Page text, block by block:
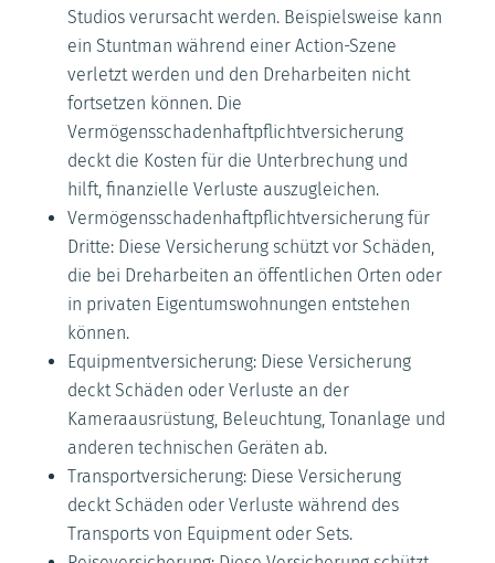
Studios verursacht werden. Beispielsweise kann
ein Stuntman während einer Action-Szene
verletzt werden und den Dreharbeiten nicht
fortsetzen können. Die
Vermögensschadenhaftpflichtversicherung
deckt die Kosten für die Unterbrechung und
hilft, finanzielle Verluste auszugleichen.
Vermögensschadenhaftpflichtversicherung für
Dritte: Diese Versicherung schützt vor Schäden,
die bei Dreharbeiten an öffentlichen Orten oder
in privaten Eigentumswohnungen entstehen
können.
Equipmentversicherung: Diese Versicherung
deckt Schäden oder Verluste an der
Kameraausrüstung, Beleuchtung, Tonanlage und
anderen technischen Geräten ab.
Transportversicherung: Diese Versicherung
deckt Schäden oder Verluste während des
Transports von Equipment oder Sets.